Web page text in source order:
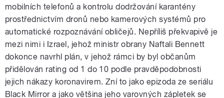
mobilních telefonů a kontrolu dodržování karantény
prostřednictvím dronů nebo kamerových systémů pro
automatické rozpoznávání obličejů. Nepříliš překvapivě je
mezi nimi i Izrael, jehož ministr obrany Naftali Bennett
dokonce navrhl plán, v jehož rámci by byl občanům
přidělován rating od 1 do 10 podle pravděpodobnosti
jejich nákazy koronavirem. Zní to jako epizoda ze seriálu
Black Mirror a jako většina jeho varovných zápletek se